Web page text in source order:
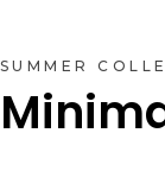
SUMMER